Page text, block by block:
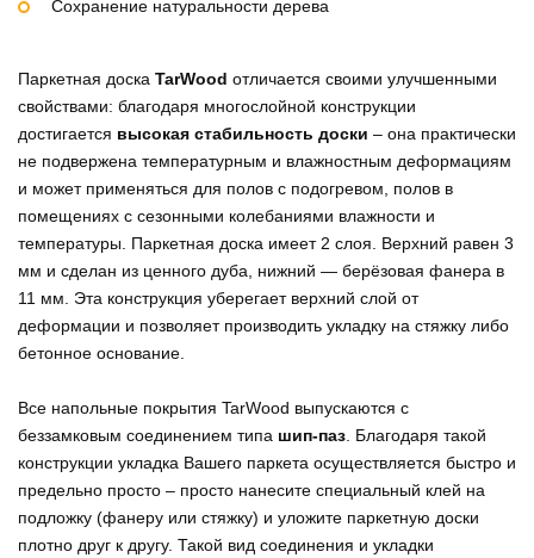
Сохранение натуральности дерева
Паркетная доска TarWood отличается своими улучшенными
свойствами: благодаря многослойной конструкции
достигается высокая стабильность доски – она практически
не подвержена температурным и влажностным деформациям
и может применяться для полов с подогревом, полов в
помещениях с сезонными колебаниями влажности и
температуры. Паркетная доска имеет 2 слоя. Верхний равен 3
мм и сделан из ценного дуба, нижний — берёзовая фанера в
11 мм. Эта конструкция уберегает верхний слой от
деформации и позволяет производить укладку на стяжку либо
бетонное основание.
Все напольные покрытия TarWood выпускаются с
беззамковым соединением типа шип-паз. Благодаря такой
конструкции укладка Вашего паркета осуществляется быстро и
предельно просто – просто нанесите специальный клей на
подложку (фанеру или стяжку) и уложите паркетную доски
плотно друг к другу. Такой вид соединения и укладки